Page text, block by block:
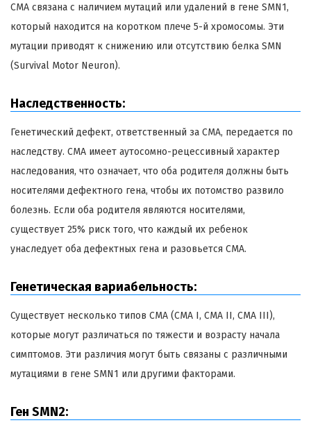
СМА связана с наличием мутаций или удалений в гене SMN1,
который находится на коротком плече 5-й хромосомы. Эти
мутации приводят к снижению или отсутствию белка SMN
(Survival Motor Neuron).
Наследственность:
Генетический дефект, ответственный за СМА, передается по
наследству. СМА имеет аутосомно-рецессивный характер
наследования, что означает, что оба родителя должны быть
носителями дефектного гена, чтобы их потомство развило
болезнь. Если оба родителя являются носителями,
существует 25% риск того, что каждый их ребенок
унаследует оба дефектных гена и разовьется СМА.
Генетическая вариабельность:
Существует несколько типов СМА (СМА I, СМА II, СМА III),
которые могут различаться по тяжести и возрасту начала
симптомов. Эти различия могут быть связаны с различными
мутациями в гене SMN1 или другими факторами.
Ген SMN2: